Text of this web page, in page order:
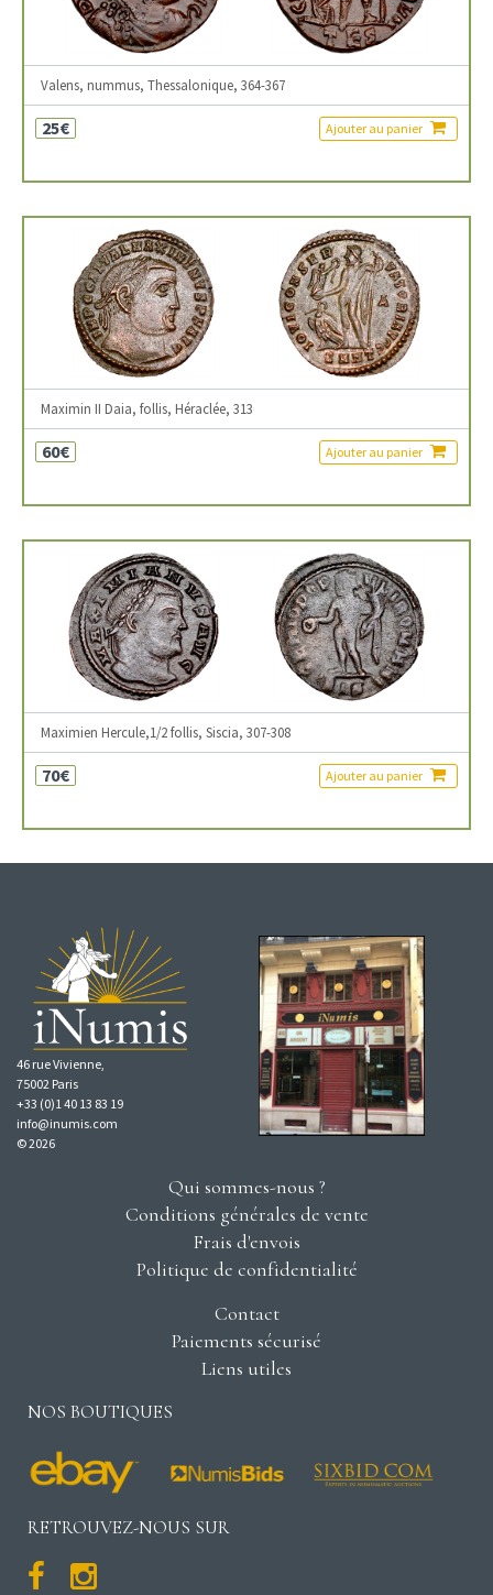
Valens, nummus, Thessalonique, 364-367
25€ Ajouter au panier
Maximin II Daia, follis, Héraclée, 313
60€ Ajouter au panier
Maximien Hercule,1/2 follis, Siscia, 307-308
70€ Ajouter au panier
46 rue Vivienne,
75002 Paris
+33 (0)1 40 13 83 19
info@inumis.com
© 2026
Qui sommes-nous ?
Conditions générales de vente
Frais d'envois
Politique de confidentialité
Contact
Paiements sécurisé
Liens utiles
NOS BOUTIQUES
RETROUVEZ-NOUS SUR